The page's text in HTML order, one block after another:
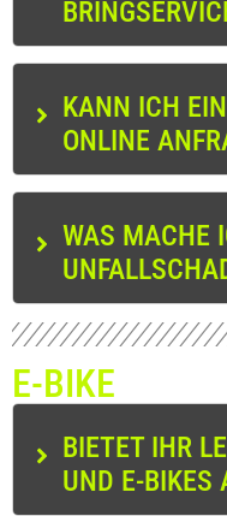
KANN ICH
ONLINE
WAS MACHE
E-BIKE
BIETET IHR
UND E-BIKES